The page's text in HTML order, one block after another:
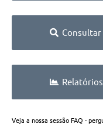
Consultar
Veja a nossa sessão FAQ -